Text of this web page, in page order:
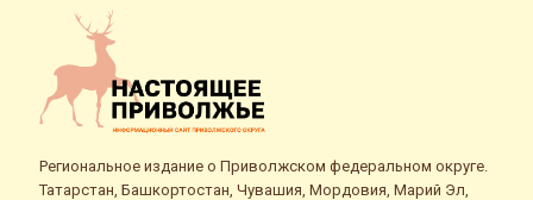
Региональное издание о Приволжском федеральном округе.
Татарстан, Башкортостан, Чувашия, Мордовия, Марий Эл,